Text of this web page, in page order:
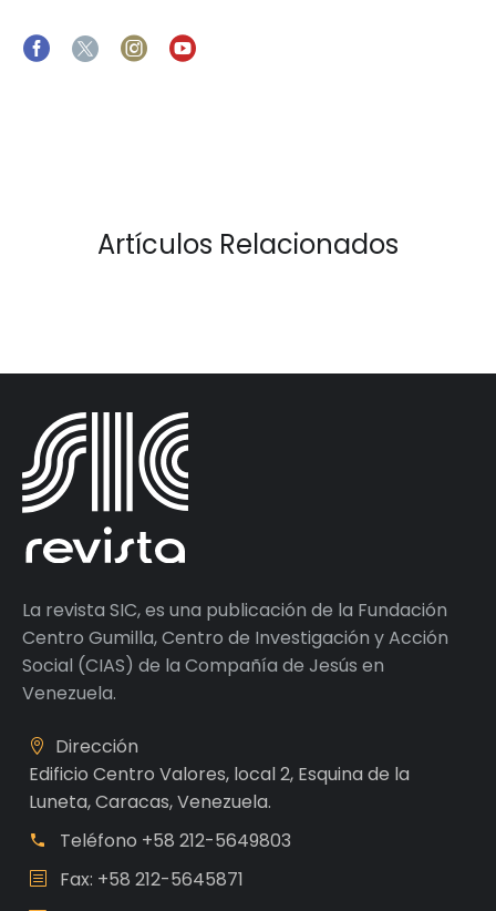
Artículos Relacionados
La revista SIC, es una publicación de la Fundación
Centro Gumilla, Centro de Investigación y Acción
Social (CIAS) de la Compañía de Jesús en
Venezuela.
Dirección
Edificio Centro Valores, local 2, Esquina de la
Luneta, Caracas, Venezuela.
Teléfono +58 212-5649803
Fax: +58 212-5645871